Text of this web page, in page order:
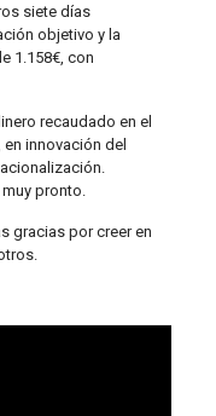
siete días
objetivo y la
1.158€, con
recaudado en el
innovación del
pronto.
gracias por creer en